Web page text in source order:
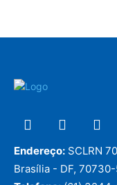
Endereço: SCLRN
Brasília - DF,